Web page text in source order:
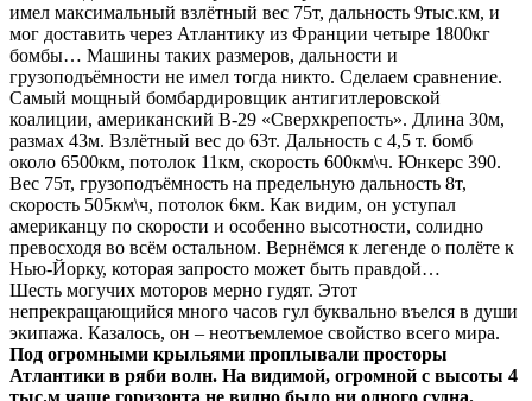
имел максимальный взлётный вес 75т, дальность 9тыс.км, и
мог доставить через Атлантику из Франции четыре 1800кг
бомбы… Машины таких размеров, дальности и
грузоподъёмности не имел тогда никто. Сделаем сравнение.
Самый мощный бомбардировщик антигитлеровской
коалиции, американский В-29 «Сверхкрепость». Длина 30м,
размах 43м. Взлётный вес до 63т. Дальность с 4,5 т. бомб
около 6500км, потолок 11км, скорость 600км\ч. Юнкерс 390.
Вес 75т, грузоподъёмность на предельную дальность 8т,
скорость 505км\ч, потолок 6км. Как видим, он уступал
американцу по скорости и особенно высотности, солидно
превосходя во всём остальном. Вернёмся к легенде о полёте к
Нью-Йорку, которая запросто может быть правдой…
Шесть могучих моторов мерно гудят. Этот
непрекращающийся много часов гул буквально въелся в души
экипажа. Казалось, он – неотъемлемое свойство всего мира.
Под огромными крыльями проплывали просторы
Атлантики в ряби волн. На видимой, огромной с высоты 4
тыс.м чаше горизонта не видно было ни одного судна.